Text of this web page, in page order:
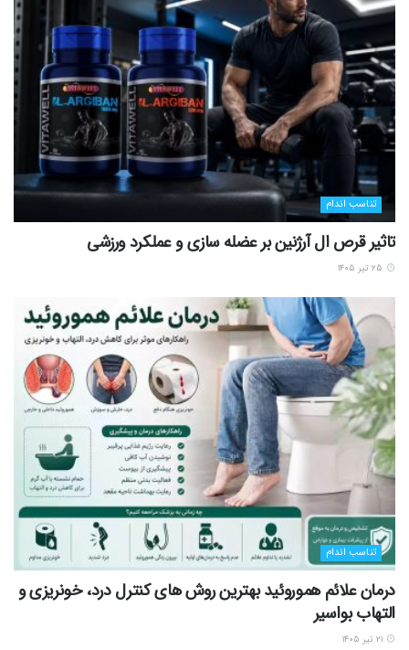
تناسب اندام
تاثیر قرص ال آرژنین بر عضله سازی و عملکرد ورزشی
تناسب اندام
درمان علائم هموروئید بهترین روش های کنترل درد، خونریزی و
التهاب بواسیر